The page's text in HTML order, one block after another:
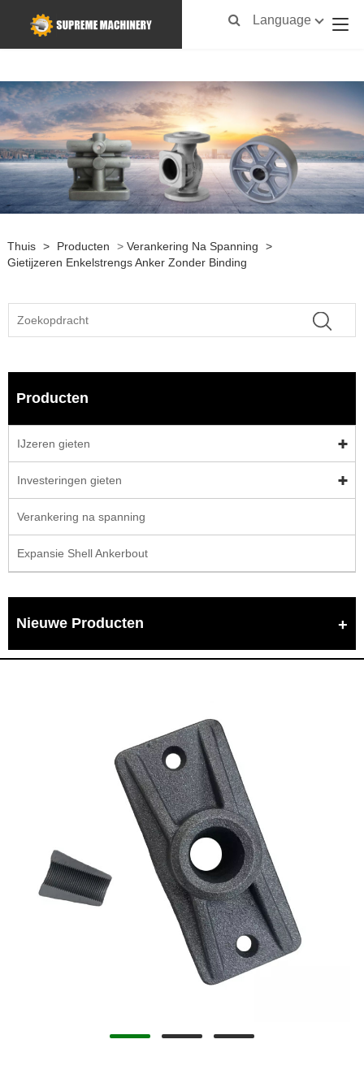
Language
Thuis > Producten > Verankering Na Spanning
>
Gietijzeren Enkelstrengs Anker Zonder Binding
Producten
IJzeren gieten
Investeringen gieten
Verankering na spanning
Expansie Shell Ankerbout
Nieuwe Producten